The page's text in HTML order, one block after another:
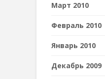
Март 2010
Февраль 2010
Январь 2010
Декабрь 2009